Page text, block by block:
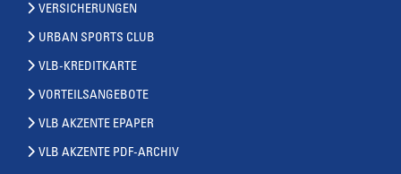
VERSICHERUNGEN
URBAN SPORTS CLUB
VLB-KREDITKARTE
VORTEILSANGEBOTE
VLB AKZENTE EPAPER
VLB AKZENTE PDF-ARCHIV